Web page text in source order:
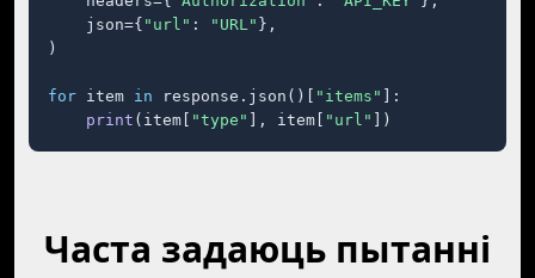
    json={
"url" : "URL" },
)
for item in response.json()[ "items"
]:
print (item[ "type" ], item[ "url" ])
Часта задаюць пытанні